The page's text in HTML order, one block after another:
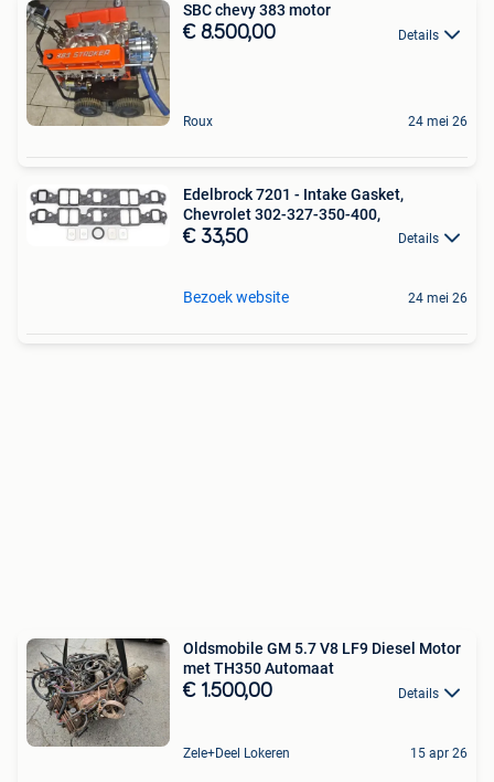
SBC chevy 383 motor
€ 8.500,00 Details
Roux 24 mei 26
Edelbrock 7201 - Intake Gasket,
Chevrolet 302-327-350-400,
€ 33,50 Details
Bezoek website 24 mei 26
Oldsmobile GM 5.7 V8 LF9 Diesel Motor
met TH350 Automaat
€ 1.500,00 Details
Zele+Deel Lokeren 15 apr 26